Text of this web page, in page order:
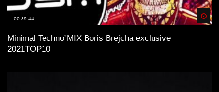
00:39:44
Minimal Technо”MIX Boris Brejcha exclusive
2021TOP10